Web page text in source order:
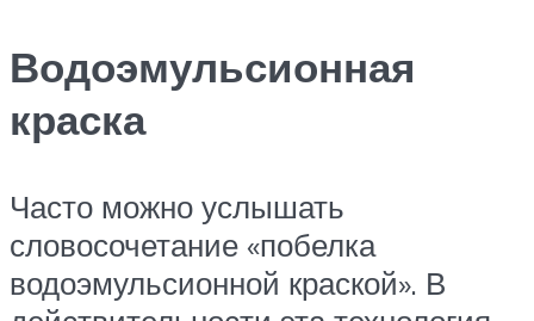
Водоэмульсионная
краска
Часто можно услышать
словосочетание «побелка
водоэмульсионной краской». В